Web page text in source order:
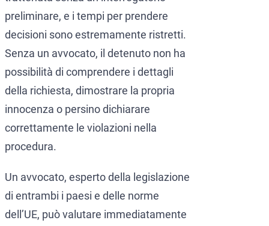
preliminare, e i tempi per prendere
decisioni sono estremamente ristretti.
Senza un avvocato, il detenuto non ha
possibilità di comprendere i dettagli
della richiesta, dimostrare la propria
innocenza o persino dichiarare
correttamente le violazioni nella
procedura.
Un avvocato, esperto della legislazione
di entrambi i paesi e delle norme
dell’UE, può valutare immediatamente